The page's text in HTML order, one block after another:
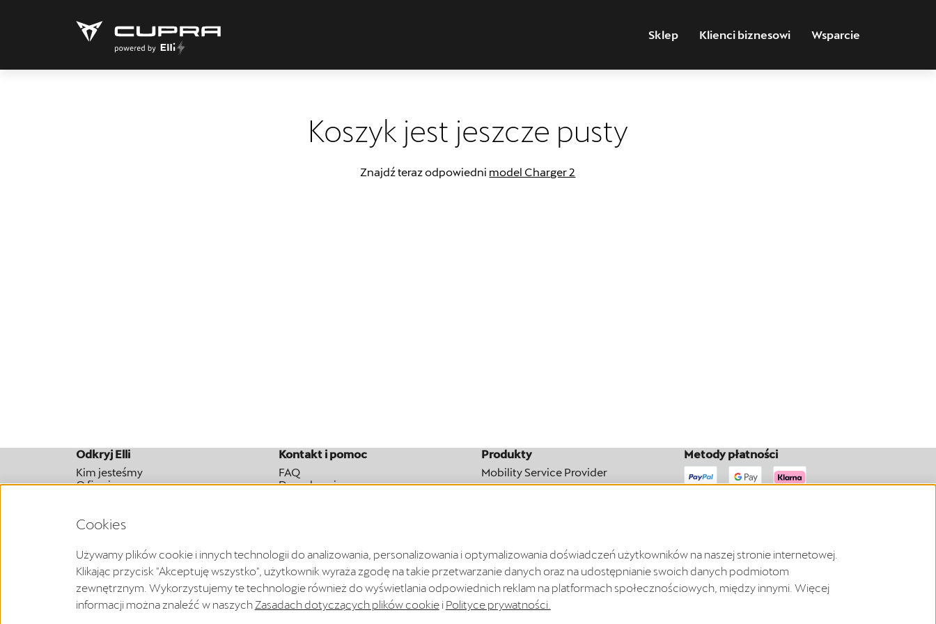
Sklep Klienci biznesowi Wsparcie
Koszyk jest jeszcze pusty
Znajdź teraz odpowiedni model Charger 2
Odkryj Elli
Kim jesteśmy
O firmie
Kontakt i pomoc
FAQ
Do pobrania
Produkty
Mobility Service Provider
Metody płatności
Odstąpienie od umowy możesz zgłosić tutaj w ustawowym terminie.
Nota prawna o sprzedawcy Polityka prywatności Ogólne Warunki Współpracy
Cookies
Używamy plików cookie i innych technologii do analizowania, personalizowania i optymalizowania doświadczeń użytkowników na naszej stronie internetowej.
Klikając przycisk "Akceptuję wszystko", użytkownik wyraża zgodę na takie przetwarzanie danych oraz na udostępnianie swoich danych podmiotom
zewnętrznym. Wykorzystujemy te technologie również do wyświetlania odpowiednich reklam na platformach społecznościowych, między innymi. Więcej
informacji można znaleźć w naszych Zasadach dotyczących plików cookiei Polityce prywatności.